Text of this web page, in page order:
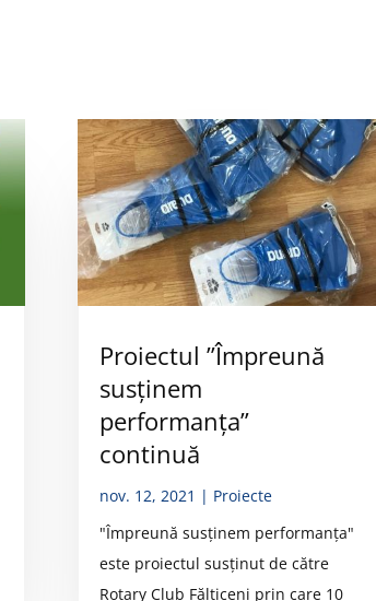
Proiectul ”Împreună
susținem
performanța”
continuă
nov. 12, 2021 | Proiecte
"Împreună susținem performanța"
este proiectul susținut de către
Rotary Club Fălticeni prin care 10